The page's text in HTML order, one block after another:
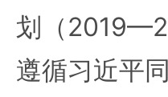
划（
遵循习近平